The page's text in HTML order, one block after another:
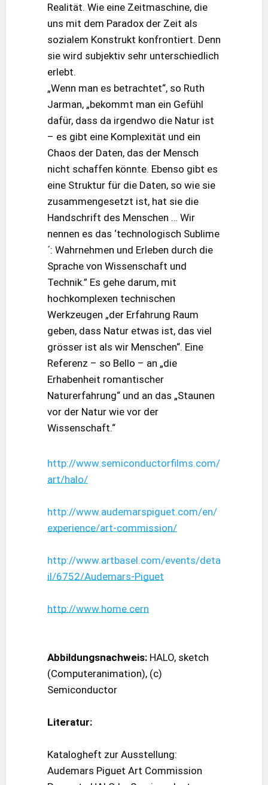
Realität. Wie eine Zeitmaschine, die
uns mit dem Paradox der Zeit als
sozialem Konstrukt konfrontiert. Denn
sie wird subjektiv sehr unterschiedlich
erlebt.
„Wenn man es betrachtet“, so Ruth
Jarman, „bekommt man ein Gefühl
dafür, dass da irgendwo die Natur ist
– es gibt eine Komplexität und ein
Chaos der Daten, das der Mensch
nicht schaffen könnte. Ebenso gibt es
eine Struktur für die Daten, so wie sie
zusammengesetzt ist, hat sie die
Handschrift des Menschen … Wir
nennen es das ‘technologisch Sublime
´: Wahrnehmen und Erleben durch die
Sprache von Wissenschaft und
Technik.” Es gehe darum, mit
hochkomplexen technischen
Werkzeugen „der Erfahrung Raum
geben, dass Natur etwas ist, das viel
grösser ist als wir Menschen“. Eine
Referenz – so Bello – an „die
Erhabenheit romantischer
Naturerfahrung“ und an das „Staunen
vor der Natur wie vor der
Wissenschaft.“
http://www.semiconductorfilms.com/
art/halo/
http://www.audemarspiguet.com/en/
experience/art-commission/
http://www.artbasel.com/events/deta
il/6752/Audemars-Piguet
http://www.home.cern
Abbildungsnachweis: HALO, sketch
(Computeranimation), (c)
Semiconductor
Literatur:
Katalogheft zur Ausstellung:
Audemars Piguet Art Commission